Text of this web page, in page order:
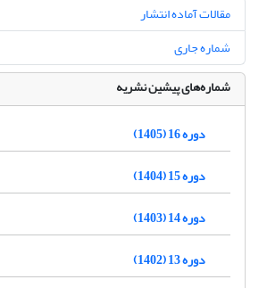
مقالات آماده انتشار
شماره جاری
شماره‌های پیشین نشریه
دوره 16 (1405)
دوره 15 (1404)
دوره 14 (1403)
دوره 13 (1402)